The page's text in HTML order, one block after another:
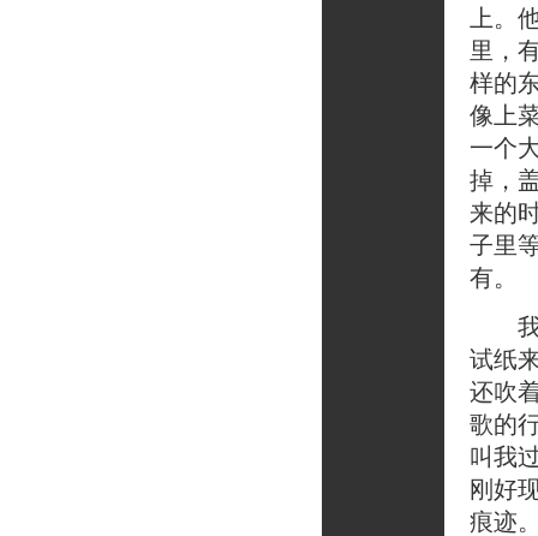
上。
里，
样的
像上
一个
掉，
来的
子里
有。
我
试纸
还吹
歌的
叫我
刚好
痕迹